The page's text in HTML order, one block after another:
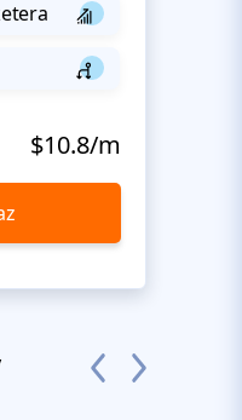
$10.8/m